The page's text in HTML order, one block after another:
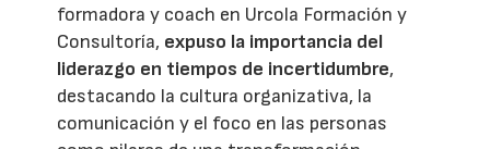
formadora y coach en Urcola Formación y
Consultoría, expuso la importancia del
liderazgo en tiempos de incertidumbre,
destacando la cultura organizativa, la
comunicación y el foco en las personas